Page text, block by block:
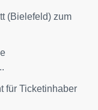
(Bielefeld) zum
für Ticketinhaber